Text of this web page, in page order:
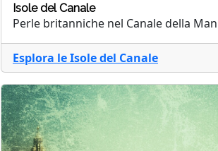
Isole del Canale
Perle britanniche nel Canale della
Esplora le Isole del Canale